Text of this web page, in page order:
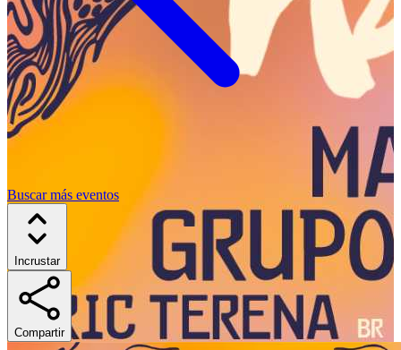
Buscar más eventos
Incrustar
Compartir